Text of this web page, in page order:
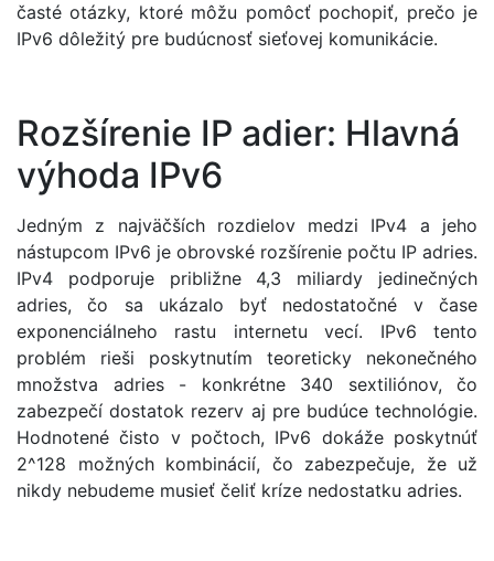
časté otázky, ktoré môžu pomôcť pochopiť, prečo je
IPv6 dôležitý pre budúcnosť sieťovej komunikácie.
Rozšírenie IP adier: Hlavná
výhoda IPv6
Jedným z najväčších rozdielov medzi IPv4 a jeho
nástupcom IPv6 je obrovské rozšírenie počtu IP adries.
IPv4 podporuje približne 4,3 miliardy jedinečných
adries, čo sa ukázalo byť nedostatočné v čase
exponenciálneho rastu internetu vecí. IPv6 tento
problém rieši poskytnutím teoreticky nekonečného
množstva adries - konkrétne 340 sextiliónov, čo
zabezpečí dostatok rezerv aj pre budúce technológie.
Hodnotené čisto v počtoch, IPv6 dokáže poskytnúť
2^128 možných kombinácií, čo zabezpečuje, že už
nikdy nebudeme musieť čeliť kríze nedostatku adries.